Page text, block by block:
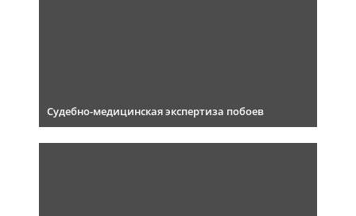
Судебно-медицинская экспертиза побоев